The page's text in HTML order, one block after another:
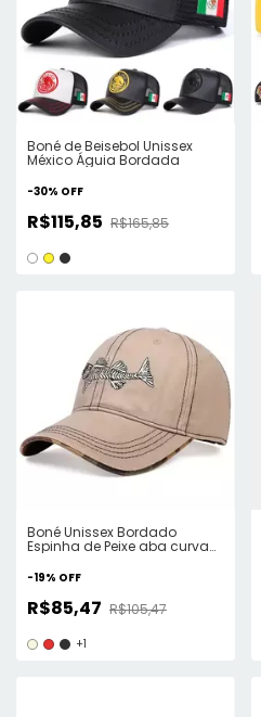
Boné de Beisebol Unissex
México Águia Bordada
-30% OFF
R$115,85 R$165,85
Boné Unissex Bordado
Espinha de Peixe aba curva
-19% OFF
R$85,47 R$105,47
+1